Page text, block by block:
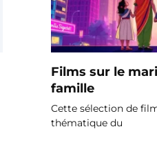
Films sur le
famille
Cette sélection de
thématique du